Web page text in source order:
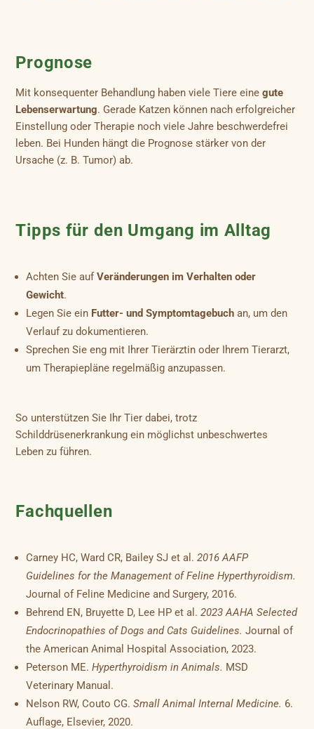
Prognose
Mit konsequenter Behandlung haben viele Tiere einegute
Lebenserwartung. Gerade Katzen können nach erfolgreicher
Einstellung oder Therapie noch viele Jahre beschwerdefrei
leben. Bei Hunden hängt die Prognose stärker von der
Ursache (z. B. Tumor) ab.
Tipps für den Umgang im Alltag
Achten Sie aufVeränderungen im Verhalten oder
Gewicht.
Legen Sie ein Futter- und Symptomtagebuch an, um den
Verlauf zu dokumentieren.
Sprechen Sie eng mit Ihrer Tierärztin oder Ihrem Tierarzt,
um Therapiepläne regelmäßig anzupassen.
So unterstützen Sie Ihr Tier dabei, trotz
Schilddrüsenerkrankung ein möglichst unbeschwertes
Leben zu führen.
Fachquellen
Carney HC, Ward CR, Bailey SJ et al.2016 AAFP
Guidelines for the Management of Feline Hyperthyroidism.
Journal of Feline Medicine and Surgery, 2016.
Behrend EN, Bruyette D, Lee HP et al.2023 AAHA Selected
Endocrinopathies of Dogs and Cats Guidelines. Journal of
the American Animal Hospital Association, 2023.
Peterson ME.Hyperthyroidism in Animals. MSD
Veterinary Manual.
Nelson RW, Couto CG.Small Animal Internal Medicine. 6.
Auflage, Elsevier, 2020.